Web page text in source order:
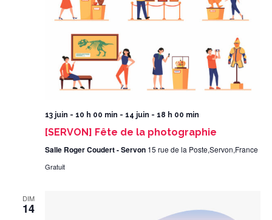
13 juin - 10 h 00 min - 14 juin - 18 h 00 min
[SERVON] Fête de la photographie
Salle Roger Coudert - Servon 15 rue de la Poste,Servon,France
Gratuit
DIM
14